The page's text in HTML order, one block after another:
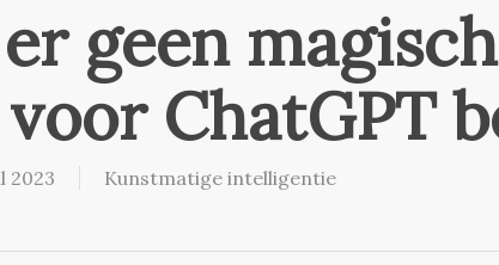
geen
ChatGPT
2023 Kunstmatige intelligentie